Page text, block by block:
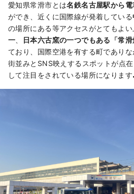
愛知県常滑市とは名鉄名古屋駅から
ができ、近くに国際線が発着している
の場所にある等アクセスがとてもよい
一
日本六古窯の一つでもある「常
ており、国際空港を有する町であり
街並みとSNS映えするスポットが点
して注目をされている場所になりま